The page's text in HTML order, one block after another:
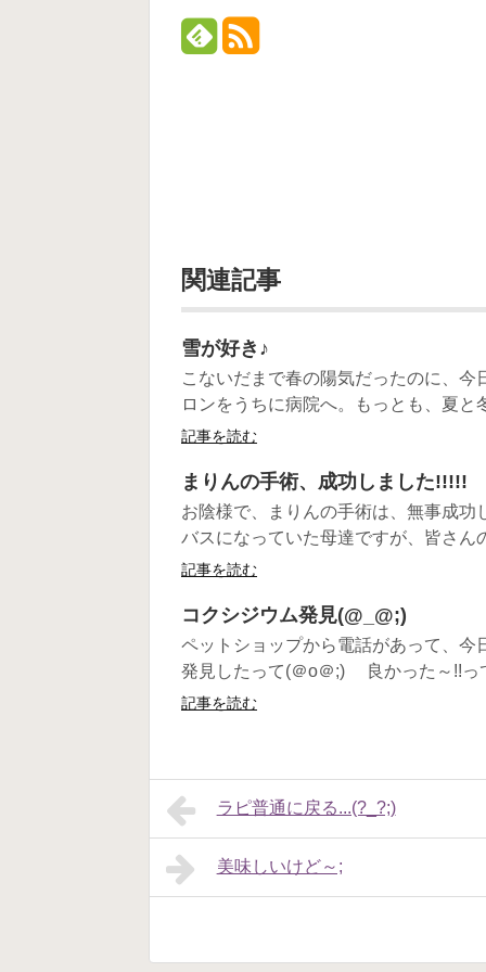
関連記事
雪が好き♪
こないだまで春の陽気だったのに、
ロンをうちに病院へ。もっとも、夏と
記事を読む
まりんの手術、成功しました!!!!!
お陰様で、まりんの手術は、無事成功
バスになっていた母達ですが、皆さん
記事を読む
コクシジウム発見(@_@;)
ペットショップから電話があって、
発見したって(＠o＠;) 良かった～!!っ
記事を読む
ラピ普通に戻る...(?_?;)
美味しいけど～;